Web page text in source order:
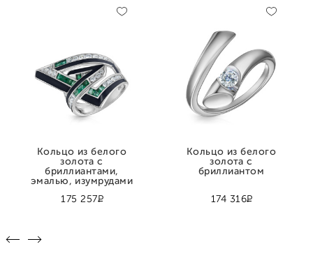
175 257Р
Кольцо из белого
золота с
бриллиантами,
эмалью, изумрудами
174 316Р
Кольцо из белого
золота с
бриллиантом